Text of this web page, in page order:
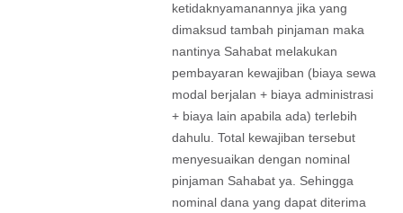
ketidaknyamanannya jika yang
dimaksud tambah pinjaman maka
nantinya Sahabat melakukan
pembayaran kewajiban (biaya sewa
modal berjalan + biaya administrasi
+ biaya lain apabila ada) terlebih
dahulu. Total kewajiban tersebut
menyesuaikan dengan nominal
pinjaman Sahabat ya. Sehingga
nominal dana yang dapat diterima